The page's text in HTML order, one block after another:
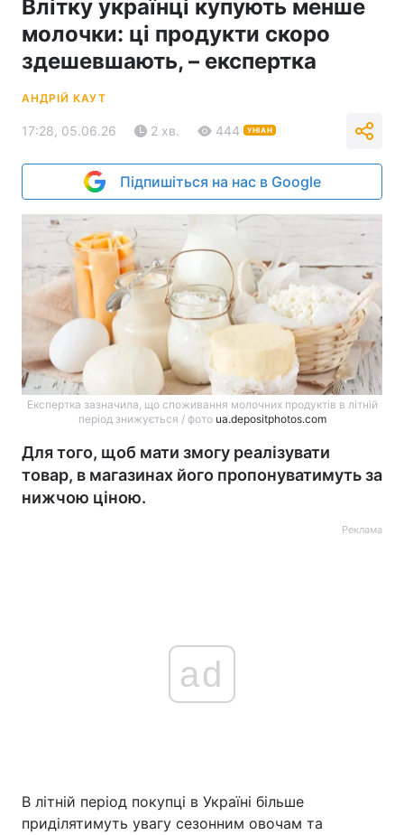
Влітку українці купують менше
молочки: ці продукти скоро
здешевшають, – експертка
АНДРІЙ КАУТ
17:28, 05.06.26 2 хв. 444 УНІАН
Підпишіться на нас в Google
Експертка зазначила, що споживання молочних продуктів в літній
період знижується / фото ua.depositphotos.com
Для того, щоб мати змогу реалізувати
товар, в магазинах його пропонуватимуть за
нижчою ціною.
Реклама
ad
В літній період покупці в Україні більше
приділятимуть увагу сезонним овочам та